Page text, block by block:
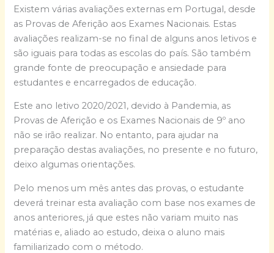
Existem várias avaliações externas em Portugal, desde
as Provas de Aferição aos Exames Nacionais. Estas
avaliações realizam-se no final de alguns anos letivos e
são iguais para todas as escolas do país. São também
grande fonte de preocupação e ansiedade para
estudantes e encarregados de educação.
Este ano letivo 2020/2021, devido à Pandemia, as
Provas de Aferição e os Exames Nacionais de 9º ano
não se irão realizar. No entanto, para ajudar na
preparação destas avaliações, no presente e no futuro,
deixo algumas orientações.
Pelo menos um mês antes das provas, o estudante
deverá treinar esta avaliação com base nos exames de
anos anteriores, já que estes não variam muito nas
matérias e, aliado ao estudo, deixa o aluno mais
familiarizado com o método.